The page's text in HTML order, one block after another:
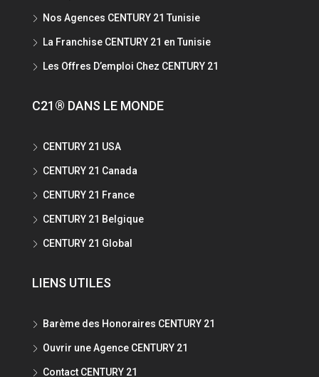
Nos Agences CENTURY 21 Tunisie
La Franchise CENTURY 21 en Tunisie
Les Offres D’emploi Chez CENTURY 21
C21® DANS LE MONDE
CENTURY 21 USA
CENTURY 21 Canada
CENTURY 21 France
CENTURY 21 Belgique
CENTURY 21 Global
LIENS UTILES
Barème des Honoraires CENTURY 21
Ouvrir une Agence CENTURY 21
Contact CENTURY 21